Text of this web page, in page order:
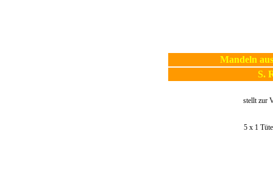
Mandeln
S.
stellt zur
5 x 1